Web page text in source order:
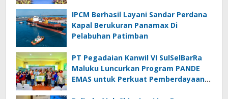
IPCM Berhasil Layani Sandar Perdana
Kapal Berukuran Panamax Di
Pelabuhan Patimban
PT Pegadaian Kanwil VI SulSelBarRa
Maluku Luncurkan Program PANDE
EMAS untuk Perkuat Pemberdayaan